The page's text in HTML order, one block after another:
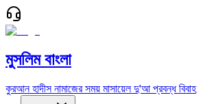
মুসলিম বাংলা
কুরআন হাদীস নামাজের সময় মাসায়েল দু'আ প্রবন্ধ বিবাহ